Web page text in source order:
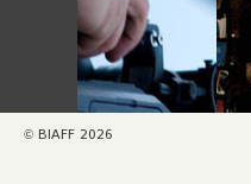
© BIAFF 2026